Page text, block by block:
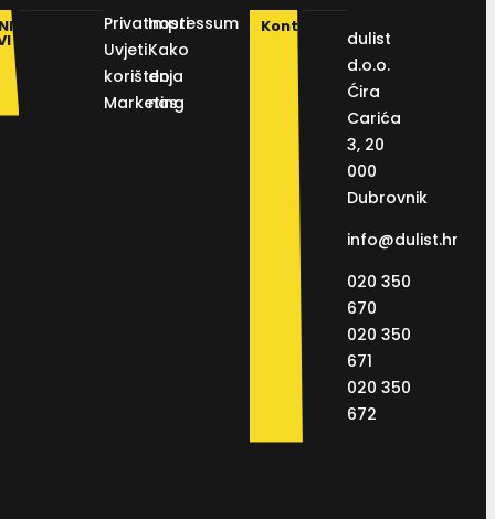
Privatnosti
Uvjeti
korištenja
Marketing
Impressum
Kako
do
nas
Kontakt
dulist
d.o.o.
Ćira
Carića
3, 20
000
Dubrovnik
info@dulist.hr
020 350
670
020 350
671
020 350
672